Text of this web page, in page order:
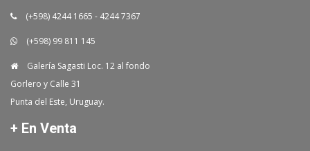
(+598) 4244 1665 - 4244 7367
(+598) 99 811 145
Galería Sagasti Loc. 12 al fondo
Gorlero y Calle 31
Punta del Este, Uruguay.
+ En Venta